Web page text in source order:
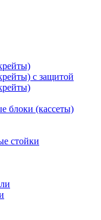
с защитой
блоки (кассеты)
стойки